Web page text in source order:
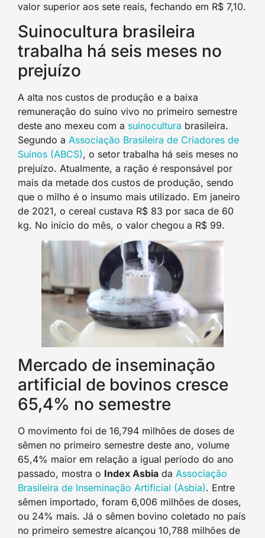
valor superior aos sete reais, fechando em R$ 7,10.
Suinocultura brasileira
trabalha há seis meses no
prejuízo
A alta nos custos de produção e a baixa
remuneração do suíno vivo no primeiro semestre
deste ano mexeu com a suinocultura brasileira.
Segundo a Associação Brasileira de Criadores de
Suínos (ABCS), o setor trabalha há seis meses no
prejuízo. Atualmente, a ração é responsável por
mais da metade dos custos de produção, sendo
que o milho é o insumo mais utilizado. Em janeiro
de 2021, o cereal custava R$ 83 por saca de 60
kg. No início do mês, o valor chegou a R$ 99.
Mercado de inseminação
artificial de bovinos cresce
65,4% no semestre
O movimento foi de 16,794 milhões de doses de
sêmen no primeiro semestre deste ano, volume
65,4% maior em relação a igual período do ano
passado, mostra o Index Asbia da Associação
Brasileira de Inseminação Artificial (Asbia). Entre
sêmen importado, foram 6,006 milhões de doses,
ou 24% mais. Já o sêmen bovino coletado no país
no primeiro semestre alcançou 10,788 milhões de